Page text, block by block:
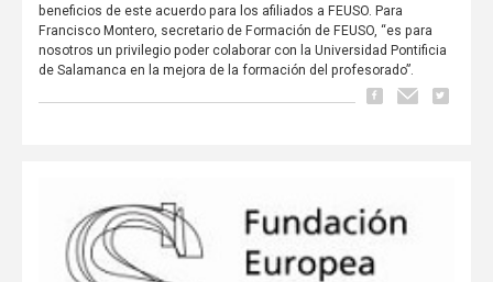
beneficios de este acuerdo para los afiliados a FEUSO. Para
Francisco Montero, secretario de Formación de FEUSO, “es para
nosotros un privilegio poder colaborar con la Universidad Pontificia
de Salamanca en la mejora de la formación del profesorado”.